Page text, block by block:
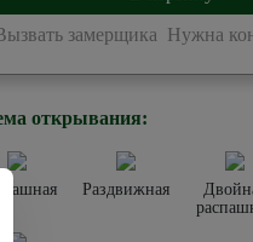
замерщика Нужна
открывания:
Раздвижная